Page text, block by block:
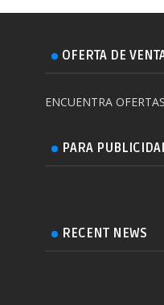
OFERTA DE
ENCUENTRA OFERTAS
PARA
RECENT NEWS